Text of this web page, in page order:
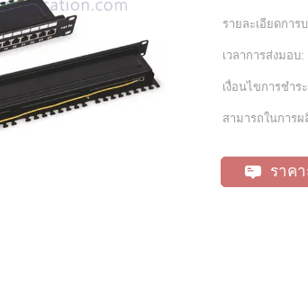
รายละเอียดการ
เวลาการส่งมอบ:
เงื่อนไขการชำร
สามารถในการผ
ราค